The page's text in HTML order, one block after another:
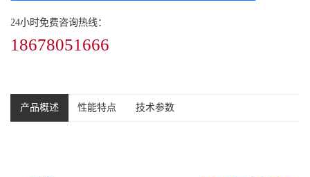
24小时免费咨询热线：
18678051666
产品概述 性能特点 技术参数